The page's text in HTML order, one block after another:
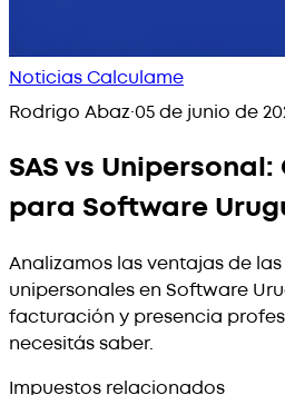
Noticias Calculame
Rodrigo Abaz·05 de junio de
SAS vs
para Software
Analizamos las ventajas de las
unipersonales en Software
facturación y presencia
necesitás saber.
Impuestos relacionados